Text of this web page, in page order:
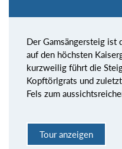
Der Gamsängersteig
auf den höchsten
kurzweilig führt die
Kopftörlgrats und
Fels zum
Tour anzeigen